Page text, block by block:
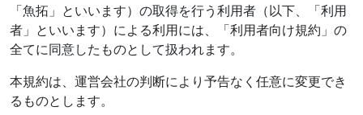
「魚拓」といいます）の取得を行う利用者（以下、「利用
者」といいます）による利用には、「利用者向け規約」の
全てに同意したものとして扱われます。
本規約は、運営会社の判断により予告なく任意に変更でき
るものとします。